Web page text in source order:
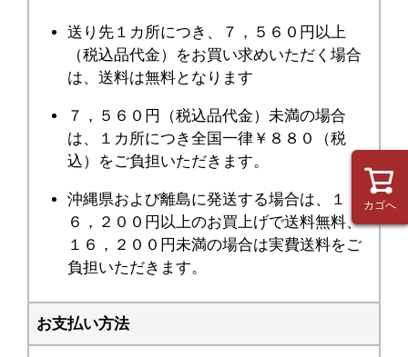
送り先１カ所につき、７，５６０円以上
（税込品代金）をお買い求めいただく場合
は、送料は無料となります
７，５６０円（税込品代金）未満の場合
は、１カ所につき全国一律￥８８０（税
込）をご負担いただきます。
沖縄県および離島に発送する場合は、１
６，２００円以上のお買上げで送料無料、
１６，２００円未満の場合は実費送料をご
負担いただきます。
お支払い方法
カゴへ